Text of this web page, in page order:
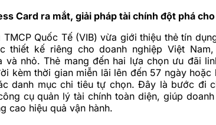
Card ra mắt, giải pháp tài chính đột phá
TMCP Quốc Tế (VIB) vừa giới thiệu thẻ tín
thiết kế riêng cho doanh nghiệp Việt
và nhỏ. Thẻ mang đến hai lựa chọn ưu đãi
kèm thời gian miễn lãi lên đến 57 ngày hoặc
danh mục chi tiêu tự chọn. Đây là bước đi
cụ quản lý tài chính toàn diện, giúp
cao hiệu quả vận hành.